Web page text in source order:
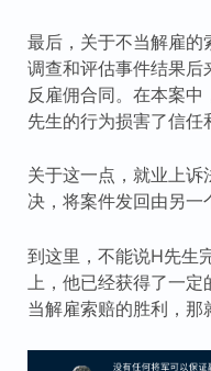
最后，关于不当解雇的
调查和评估事件结果后
反雇佣合同。在本案
先生的行为损害了信任
关于这一点，就业上
决，将案件发回由另一
到这里，不能说H先生
上，他已经获得了一定
当解雇索赔的胜利，那